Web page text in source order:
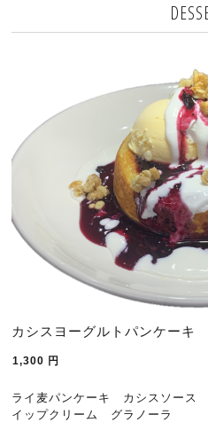
カシスヨーグルトパンケーキ
1,300 円
ライ麦パンケーキ カシスソー
イップクリーム グラノーラ